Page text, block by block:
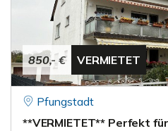
850,- € VERMIETET
Pfungstadt
**VERMIETET** Perfekt